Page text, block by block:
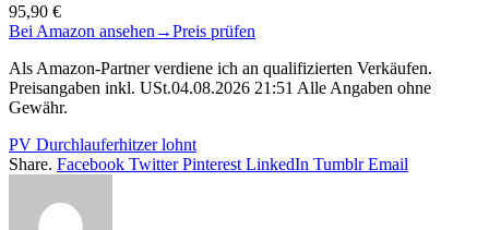
95,90 €
Bei Amazon ansehen →Preis prüfen
Als Amazon-Partner verdiene ich an qualifizierten Verkäufen.
Preisangaben inkl. USt.04.08.2026 21:51 Alle Angaben ohne
Gewähr.
PV Durchlauferhitzer lohnt
Share. Facebook Twitter Pinterest LinkedIn Tumblr Email